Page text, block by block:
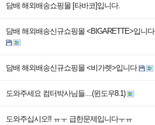
담배 해외배송쇼핑몰 [타바코]입니다.
담배 해외배송신규쇼핑몰 <BIGARETTE>입니다
담배 해외배송신규쇼핑몰 <비가렛>입니다
도와주세요 컴터박사님들....(윈도우8.1)
도와주십시오!! ㅠㅜ 급한문제입니다ㅜㅠ